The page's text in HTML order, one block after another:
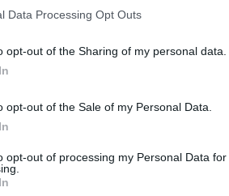
Data Processing Opt Outs
opt-out of the Sharing of my personal data.
opt-out of the Sale of my Personal Data.
opt-out of processing my Personal Data for
Positiivisen